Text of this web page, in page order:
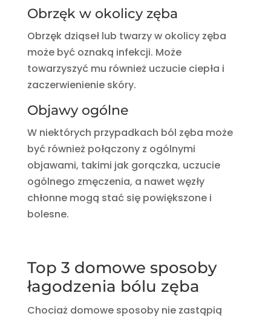
Obrzęk w okolicy zęba
Obrzęk dziąseł lub twarzy w okolicy zęba
może być oznaką infekcji. Może
towarzyszyć mu również uczucie ciepła i
zaczerwienienie skóry.
Objawy ogólne
W niektórych przypadkach ból zęba może
być również połączony z ogólnymi
objawami, takimi jak gorączka, uczucie
ogólnego zmęczenia, a nawet węzły
chłonne mogą stać się powiększone i
bolesne.
Top 3 domowe sposoby
łagodzenia bólu zęba
Chociaż domowe sposoby nie zastąpią